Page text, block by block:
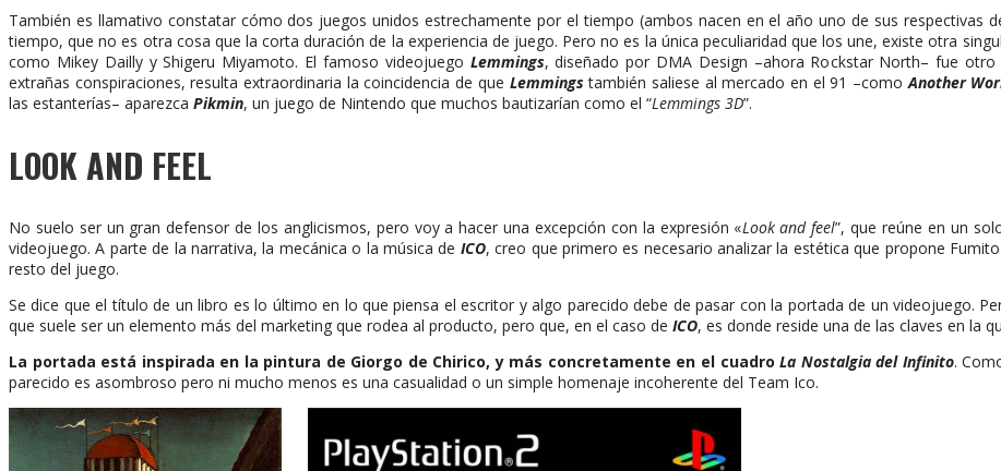
También es llamativo constatar cómo dos juegos unidos estrechamente por el tiempo (ambos nacen en el año uno de sus respectivas
tiempo, que no es otra cosa que la corta duración de la experiencia de juego. Pero no es la única peculiaridad que los une, existe otra
como Mikey Dailly y Shigeru Miyamoto. El famoso videojuego Lemmings, diseñado por DMA Design –ahora Rockstar North– fue
extrañas conspiraciones, resulta extraordinaria la coincidencia de que Lemmings también saliese al mercado en el 91 –como Another
las estanterías– aparezca Pikmin, un juego de Nintendo que muchos bautizarían como el “Lemmings 3D”.
LOOK AND FEEL
No suelo ser un gran defensor de los anglicismos, pero voy a hacer una excepción con la expresión «Look and feel”, que reúne en un
videojuego. A parte de la narrativa, la mecánica o la música de ICO, creo que primero es necesario analizar la estética que propone
resto del juego.
Se dice que el título de un libro es lo último en lo que piensa el escritor y algo parecido debe de pasar con la portada de un videojuego.
que suele ser un elemento más del marketing que rodea al producto, pero que, en el caso de ICO, es donde reside una de las claves en la
La portada está inspirada en la pintura de Giorgo de Chirico, y más concretamente en el cuadroLa Nostalgia del Infinito.
parecido es asombroso pero ni mucho menos es una casualidad o un simple homenaje incoherente del Team Ico.